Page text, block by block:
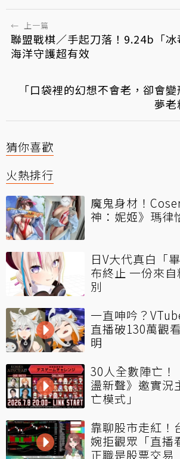
← 上一篇
聯盟戰棋／手起刀落！9.24b「
海洋守護超有效
「口袋裡的幻想不會老，卻會
夢老
猜你喜歡
火熱排行
魔鬼身材！
神：妮姬》瑪律
日V大代真白「
布終止 一份來
別
一直呻吟？
直播破130萬觀
明
30人全數陣亡！
盪新聲》邀實況
亡模式」
靠聊股市走紅！
婉拒觀眾「直播
正職是股票交易